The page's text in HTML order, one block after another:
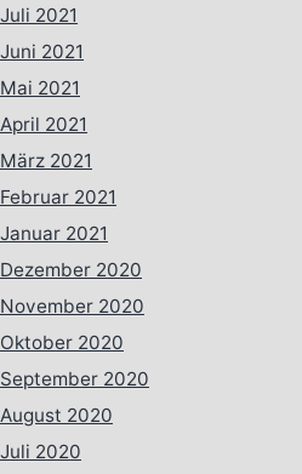
Juli 2021
Juni 2021
Mai 2021
April 2021
März 2021
Februar 2021
Januar 2021
Dezember 2020
November 2020
Oktober 2020
September 2020
August 2020
Juli 2020